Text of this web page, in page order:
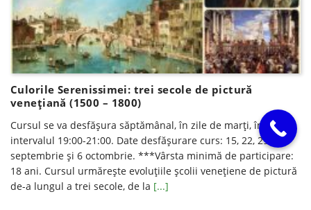
Culorile Serenissimei: trei secole de pictură
venețiană (1500 – 1800)
Cursul se va desfăşura săptămânal, în zile de marți, în
intervalul 19:00-21:00. Date desfăşurare curs: 15, 22, 29
septembrie și 6 octombrie. ***Vârsta minimă de participare:
18 ani. Cursul urmărește evoluțiile școlii venețiene de pictură
de-a lungul a trei secole, de la [...]